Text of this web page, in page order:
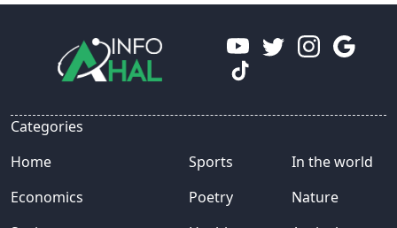
Categories
Home
Economics
Sports
Poetry
In the world
Nature